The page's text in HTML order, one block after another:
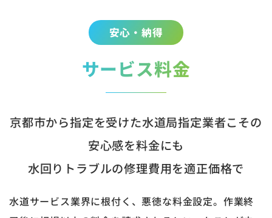
安心・納得
サービス料金
京都市から指定を受けた水道局指定業者こその
安心感を料金にも
水回りトラブルの修理費用を適正価格で
水道サービス業界に根付く、悪徳な料金設定。作業終